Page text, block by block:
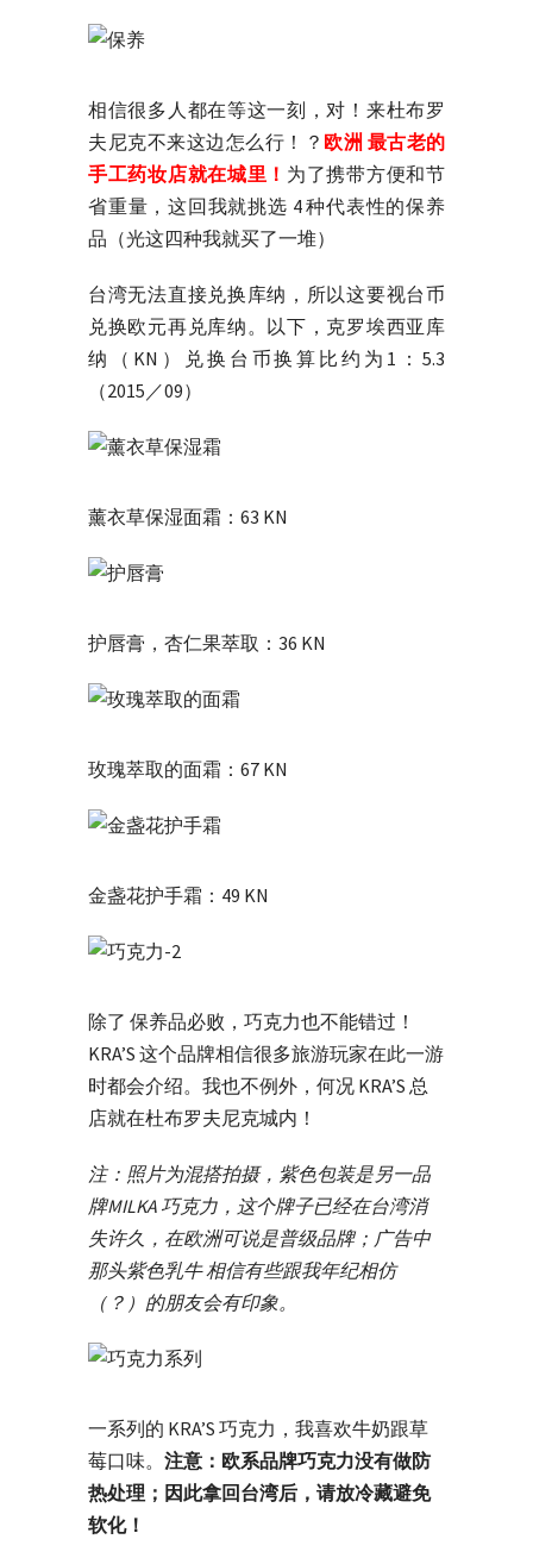
相信很多人都在等这一刻，对！来杜布罗
夫尼克不来这边怎么行！？ 欧洲 最古老的
手工药妆店就在城里！ 为了携带方便和节
省重量，这回我就挑选 4 种代表性的保养
品（光这四种我就买了一堆）
台湾无法直接兑换库纳，所以这要视台币
兑换欧元再兑库纳。以下，克罗埃西亚库
纳（KN）兑换台币换算比约为1：5.3
（2015／09）
薰衣草保湿面霜：63 KN
护唇膏，杏仁果萃取：36 KN
玫瑰萃取的面霜：67 KN
金盏花护手霜：49 KN
除了 保养品必败，巧克力也不能错过！
KRA’S 这个品牌相信很多旅游玩家在此一游
时都会介绍。我也不例外，何况 KRA’S 总
店就在杜布罗夫尼克城内！
注：照片为混搭拍摄，紫色包装是另一品
牌MILKA 巧克力，这个牌子已经在台湾消
失许久，在欧洲可说是普级品牌；广告中
那头紫色乳牛 相信有些跟我年纪相仿
（？）的朋友会有印象。
一系列的 KRA’S 巧克力，我喜欢牛奶跟草
莓口味。 注意：欧系品牌巧克力没有做防
热处理；因此拿回台湾后，请放冷藏避免
软化！